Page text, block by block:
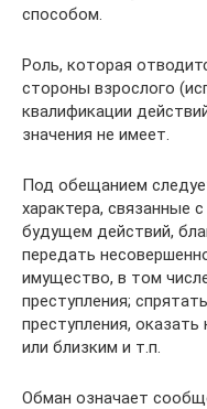
способом.
Роль, которая
стороны взрослого
квалификации
значения не имеет.
Под обещанием
характера, связанные
будущем действий,
передать
имущество, в том
преступления;
преступления,
или близким и т.п.
Обман означает